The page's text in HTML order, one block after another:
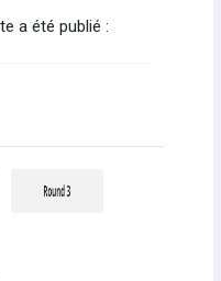
a été publié :